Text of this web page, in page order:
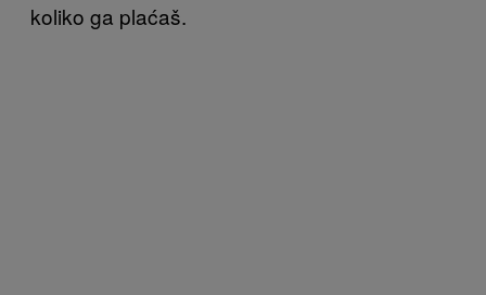
koliko ga plaćaš.